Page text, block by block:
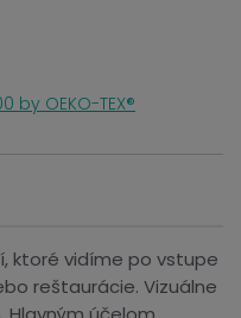
by OEKO-TEX®
ktoré vidíme po vstupe
reštaurácie. Vizuálne